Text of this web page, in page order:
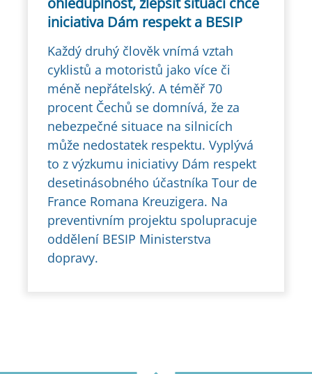
iniciativa Dám respekt a BESIP
Každý druhý člověk vnímá vztah
cyklistů a motoristů jako více či
méně nepřátelský. A téměř 70
procent Čechů se domnívá, že za
nebezpečné situace na silnicích
může nedostatek respektu. Vyplývá
to z výzkumu iniciativy Dám respekt
desetinásobného účastníka Tour de
France Romana Kreuzigera. Na
preventivním projektu spolupracuje
oddělení BESIP Ministerstva
dopravy.